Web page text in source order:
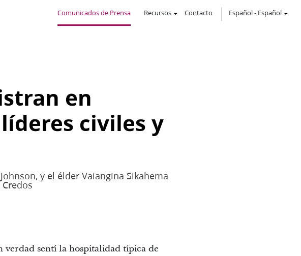
Comunicados de Prensa Recursos Contacto Español- Español
en
civiles y
y el élder Vaiangina Sikahema
sentí la hospitalidad típica de